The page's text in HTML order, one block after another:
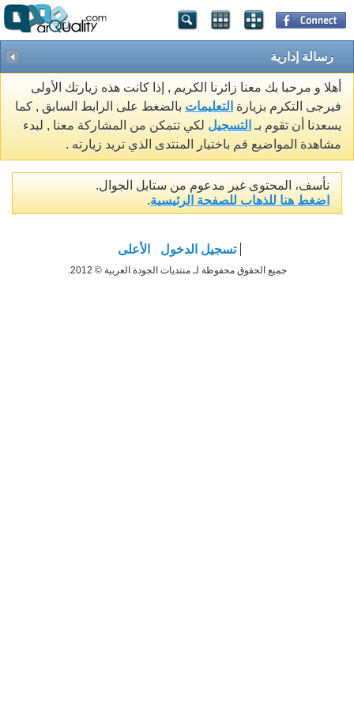
رسالة إدارية
أهلا و مرحبا بك معنا زائرنا الكريم , إذا كانت هذه زيارتك الأولى
فيرجى التكرم بزيارة التعليمات بالضغط على الرابط السابق , كما
يسعدنا أن تقوم بـ التسجيل لكي تتمكن من المشاركة معنا , لبدء
مشاهدة المواضيع قم باختيار المنتدى الذي تريد زيارته .
نأسف، المحتوى غير مدعوم من ستايل الجوال.
اضغط هنا للذهاب للصفحة الرئيسية.
تسجيل الدخول الأعلى
جميع الحقوق محفوظة لـ منتديات الجودة العربية © 2012.